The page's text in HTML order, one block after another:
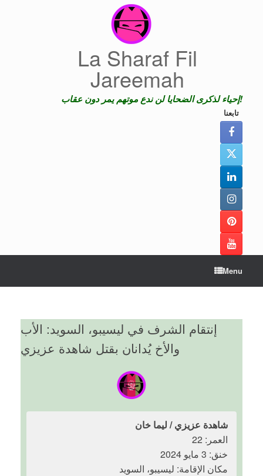
La Sharaf Fil
Jareemah
إحياء لذكرى الضحايا لن ندع موتهم يمر دون عقاب!
تابعنا
Menu
إنتقام الشرف في ليسيبو، السويد: الأب
والأخ يُدانان بقتل شاهدة عزيزي
شاهدة عزيزي / ليما خان
العمر: 22
خنق: 3 مايو 2024
مكان الإقامة: ليسيبو، السويد